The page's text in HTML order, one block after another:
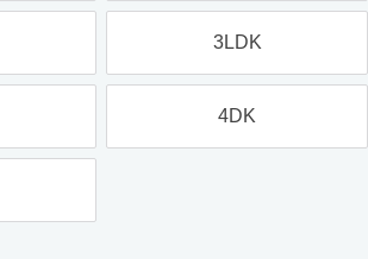
3LDK
4DK